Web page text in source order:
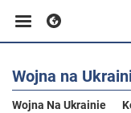
Biznes
Wojna na
Wojna Na Ukrainie